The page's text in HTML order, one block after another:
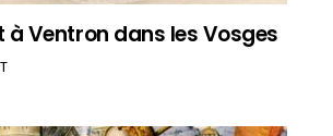
à Ventron dans les Vosges